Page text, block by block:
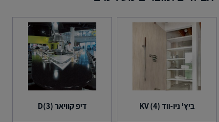
ביץ' ניו-ווד (4) KV דיפ קוויאר (3)D